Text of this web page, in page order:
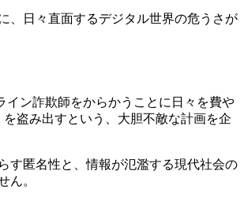
、日々直面するデジタル世界の危うさが
イン詐欺師をからかうことに日々を費や
盗み出すという、大胆不敵な計画を企
す匿名性と、情報が氾濫する現代社会の
ん。